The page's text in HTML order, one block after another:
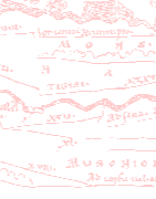
Date
Date
Texte
Texte
Entier
Texte
Texte